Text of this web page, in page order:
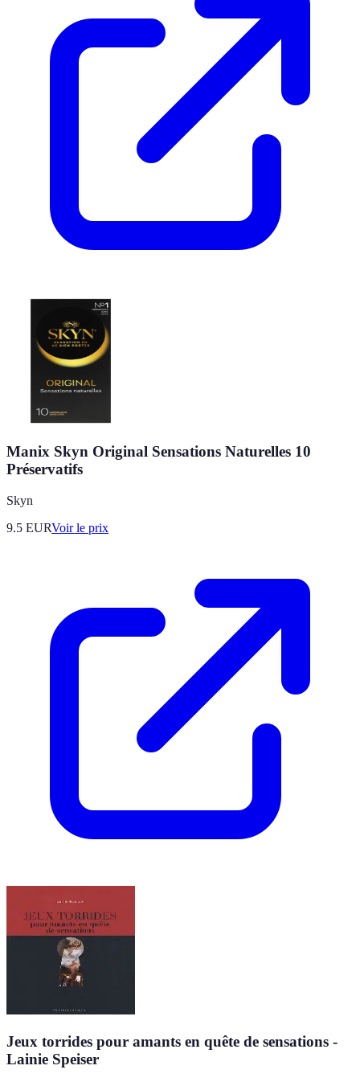
Manix Skyn Original Sensations Naturelles 10
Préservatifs
Skyn
9.5 EURVoir le prix
Jeux torrides pour amants en quête de sensations -
Lainie Speiser